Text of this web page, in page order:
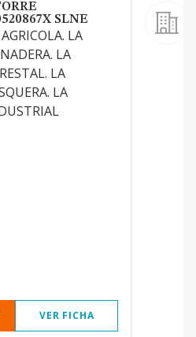
SLNE
LA
LA
LA
LA
VER FICHA